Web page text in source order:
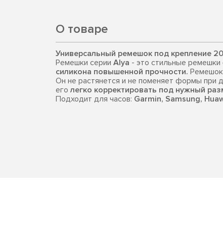
О товаре
Универсальный ремешок под крепление
Ремешки серии Alya - это стильные
силикона повышенной прочности. Ремешок
Он не растянется и не поменяет формы при
его легко корректировать под нужный
Подходит для часов: Garmin, Samsung,